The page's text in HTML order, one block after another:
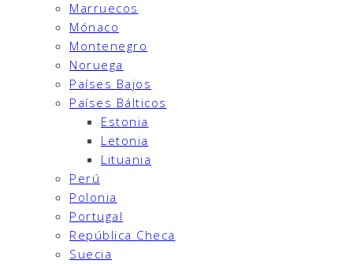
Marruecos
Mónaco
Montenegro
Noruega
Países Bajos
Países Bálticos
Estonia
Letonia
Lituania
Perú
Polonia
Portugal
República Checa
Suecia